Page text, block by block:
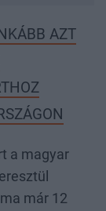
AZT
a magyar
már 12